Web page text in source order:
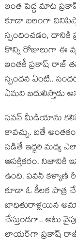
ఇంత పెద్ద మాట
కూడా బలంగా
స్పందించడం,
కొన్ని రోజులుగా ఈ
ఇంతకీ ప్రకాష్ రాజ్
స్పందన ఏంటి..
ఏమని బదులిస్తాడు
పవన్ మీడియాను
కావచ్చు. ఐతే
పడితే ఇద్దరి మధ్య
ఆసక్తికరం. నిజానికి
ఉంది. పవన్ కళ్యాణ్
కూడా ఓ కీలక పాత్ర
బాధితురాళ్లయిన
చేస్తుండగా.. అటు
లాయర్‌గా ప్రకాష్ రాజ్